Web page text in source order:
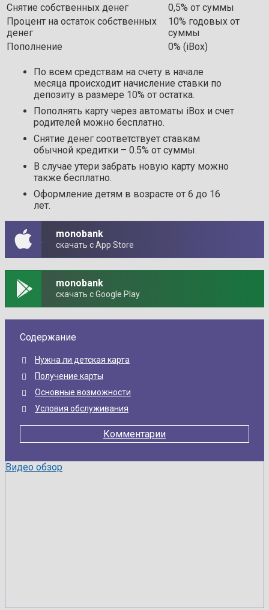
Снятие собственных денег
0,5% от суммы
Процент на остаток собственных
денег
10% годовых от
суммы
Пополнение
0% (iBox)
По всем средствам на счету в начале
месяца происходит начисление ставки по
депозиту в размере 10% от остатка.
Пополнять карту через автоматы iBox и счет
родителей можно бесплатно.
Снятие денег соответствует ставкам
обычной кредитки – 0.5% от суммы.
В случае утери забрать новую карту можно
также бесплатно.
Оформление детям в возрасте от 6 до 16
лет.
monobank
скачать с App Store
monobank
скачать с Google Play
Содержание
Нужна ли детская карта
Получение карты
Основные возможности
Условия обслуживания
Комментарии
Видео обзор